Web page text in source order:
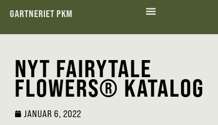
GARTNERIET PKM
NYT FAIRYTALE
FLOWERS® KATALOG
JANUAR 6, 2022